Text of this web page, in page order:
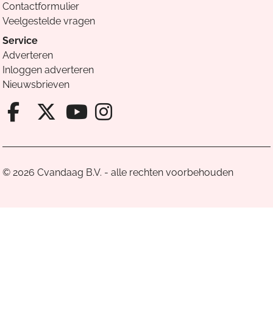
Contactformulier
Veelgestelde vragen
Service
Adverteren
Inloggen adverteren
Nieuwsbrieven
Facebook van Cvandaag
X van Cvandaag
Instagram van
© 2026 Cvandaag B.V. - alle rechten voorbehouden